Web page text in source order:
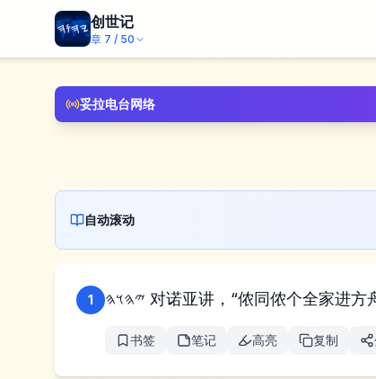
创世记
章 7 / 50
妥拉电台网络
自动滚动
1 𐤉𐤄𐤅𐤄 对诺亚讲，“侬同侬个全家
书签 笔记 高亮 复制